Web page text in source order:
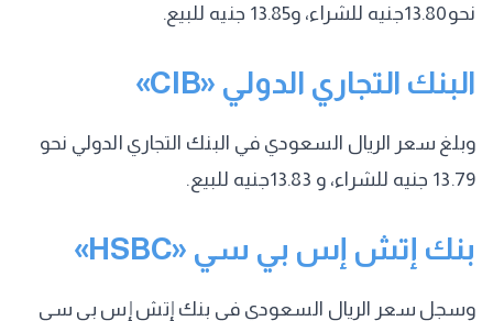
نحو13.80جنيه للشراء، و13.85 جنيه للبيع.
البنك التجاري الدولي «CIB»
وبلغ سعر الريال السعودي في البنك التجاري الدولي نحو
13.79 جنيه للشراء، و 13.83جنيه للبيع.
بنك إتش إس بي سي «HSBC»
وسجل سعر الريال السعودي في بنك إتش إس بي سي